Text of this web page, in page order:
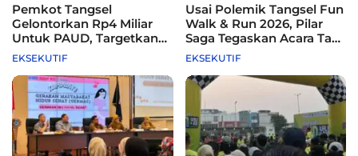
Pemkot Tangsel
Gelontorkan Rp4 Miliar
Untuk PAUD, Targetkan
115 Sekolah
EKSEKUTIF
Usai Polemik Tangsel Fun
Walk & Run 2026, Pilar
Saga Tegaskan Acara Tak
Difasilitasi Pemkot
EKSEKUTIF